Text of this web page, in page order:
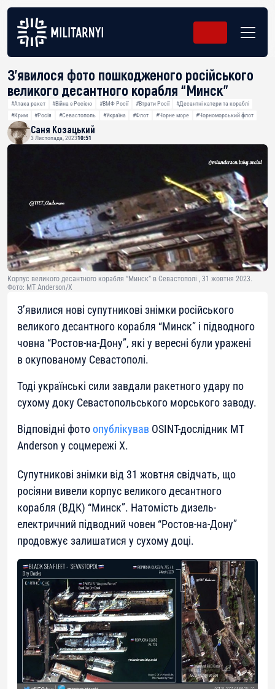
З’явилося фото пошкодженого російського
великого десантного корабля “Минск”
#Атака ракет #Війна з Росією #ВМФ Росії #Втрати Росії
#Десантні катери та кораблі
#Крим
#Росія #Севастополь #Україна #Флот #Чорне море #Чорноморський флот
Саня Козацький
3 Листопада, 202310:51
Корпус великого десантного корабля “Минск” в Севастополі , 31 жовтня 2023.
Фото: MT Anderson/X
З’явилися нові супутникові знімки російського
великого десантного корабля “Минск” і підводного
човна “Ростов-на-Дону”, які у вересні були уражені
в окупованому Севастополі.
Тоді українські сили завдали ракетного удару по
сухому доку Севастопольського морського заводу.
Відповідні фотоопублікував OSINT-дослідник MT
Anderson у соцмережі X.
Супутникові знімки від 31 жовтня свідчать, що
росіяни вивели корпус великого десантного
корабля (ВДК) “Минск”. Натомість дизель-
електричний підводний човен “Ростов-на-Дону”
продовжує залишатися у сухому доці.